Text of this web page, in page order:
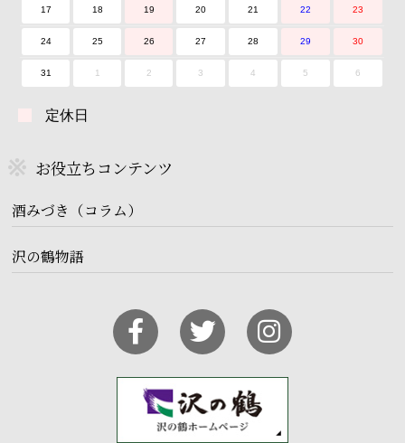
17 18 19 20 21 22 23
24 25 26 27 28 29 30
31 1 2 3 4 5 6
定休日
お役立ちコンテンツ
酒みづき（コラム）
沢の鶴物語